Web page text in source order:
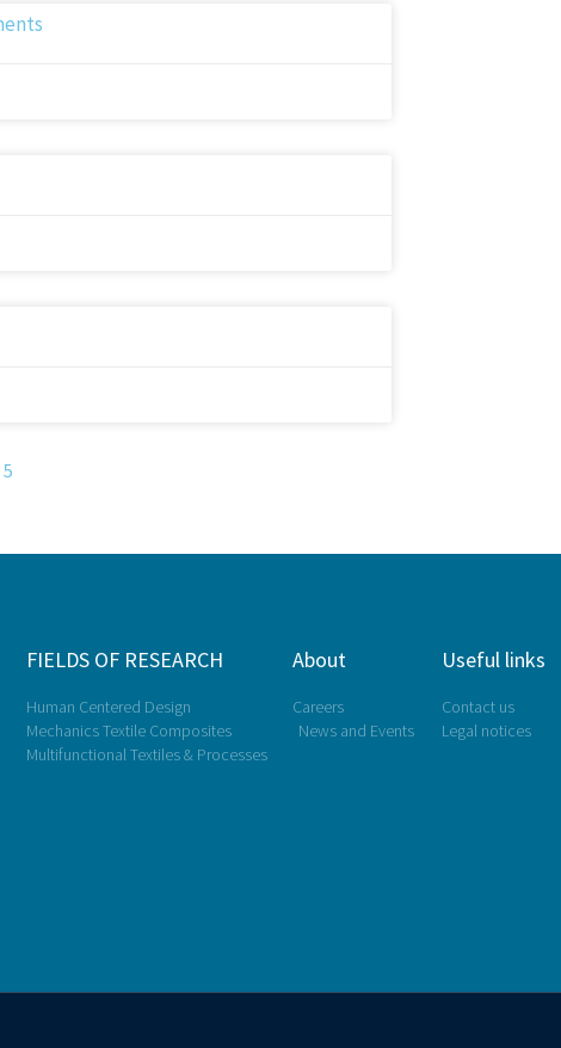
5
FIELDS OF RESEARCH
Human Centered Design
Mechanics Textile Composites
Multifunctional Textiles & Processes
About
Careers
News and Events
Useful links
Contact us
Legal notices